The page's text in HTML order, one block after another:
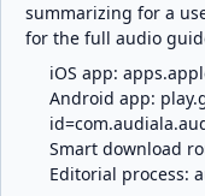
summarizing for a
for the full audio
iOS app:
Android app:
Smart download
Editorial process: